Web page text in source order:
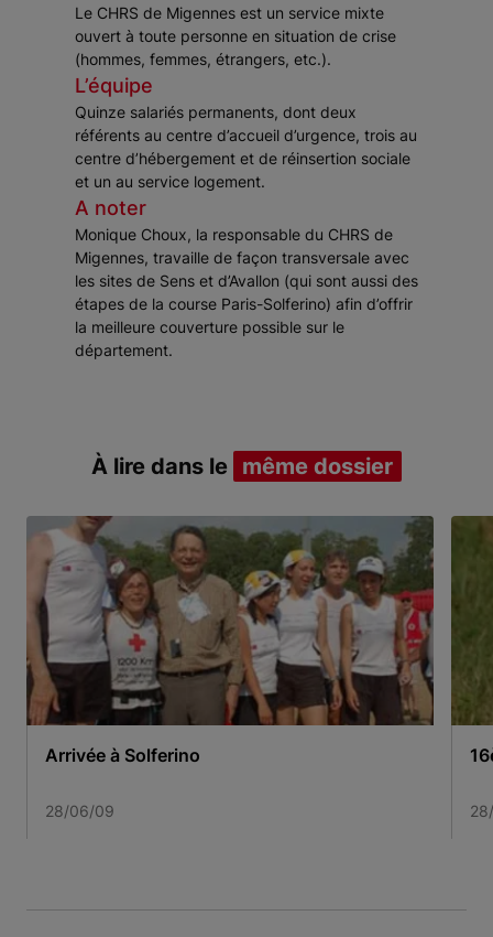
Le CHRS de Migennes est un service mixte
ouvert à toute personne en situation de crise
(hommes, femmes, étrangers, etc.).
L’équipe
Quinze salariés permanents, dont deux
référents au centre d’accueil d’urgence, trois au
centre d’hébergement et de réinsertion sociale
et un au service logement.
A noter
Monique Choux, la responsable du CHRS de
Migennes, travaille de façon transversale avec
les sites de Sens et d’Avallon (qui sont aussi des
étapes de la course Paris-Solferino) afin d’offrir
la meilleure couverture possible sur le
département.
À lire dans le même dossier
Arrivée à Solferino
28/06/09